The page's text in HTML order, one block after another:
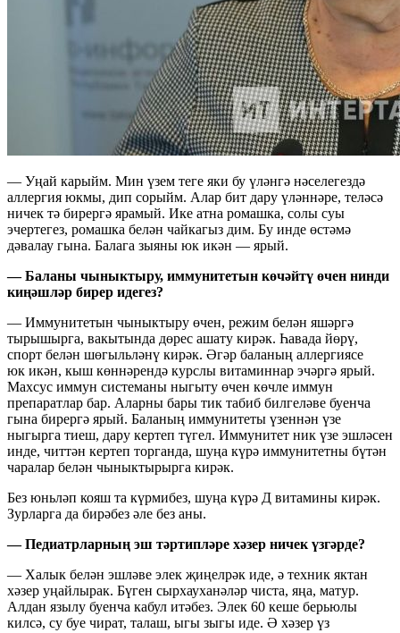
— Уңай карыйм. Мин үзем теге яки бу үләнгә нәселегездә
аллергия юкмы, дип сорыйм. Алар бит дару үләннәре, теләсә
ничек тә бирергә ярамый. Ике атна ромашка, солы суы
эчертегез, ромашка белән чайкагыз дим. Бу инде өстәмә
дәвалау гына. Балага зыяны юк икән — ярый.
— Баланы чыныктыру, иммунитетын көчәйтү өчен нинди
киңәшләр бирер идегез?
— Иммунитетын чыныктыру өчен, режим белән яшәргә
тырышырга, вакытында дөрес ашату кирәк. Һавада йөрү,
спорт белән шөгыльләнү кирәк. Әгәр баланың аллергиясе
юк икән, кыш көннәрендә курслы витаминнар эчәргә ярый.
Махсус иммун системаны ныгыту өчен көчле иммун
препаратлар бар. Аларны бары тик табиб билгеләве буенча
гына бирергә ярый. Баланың иммунитеты үзеннән үзе
ныгырга тиеш, дару кертеп түгел. Иммунитет ник үзе эшләсен
инде, читтән кертеп торганда, шуңа күрә иммунитетны бүтән
чаралар белән чыныктырырга кирәк.
Без юньләп кояш та күрмибез, шуңа күрә Д витамины кирәк.
Зурларга да бирәбез әле без аны.
— Педиатрларның эш тәртипләре хәзер ничек үзгәрде?
— Халык белән эшләве элек җиңелрәк иде, ә техник яктан
хәзер уңайлырак. Бүген сырхауханәләр чиста, яңа, матур.
Алдан язылу буенча кабул итәбез. Элек 60 кеше берьюлы
килсә, су буе чират, талаш, ыгы зыгы иде. Ә хәзер үз